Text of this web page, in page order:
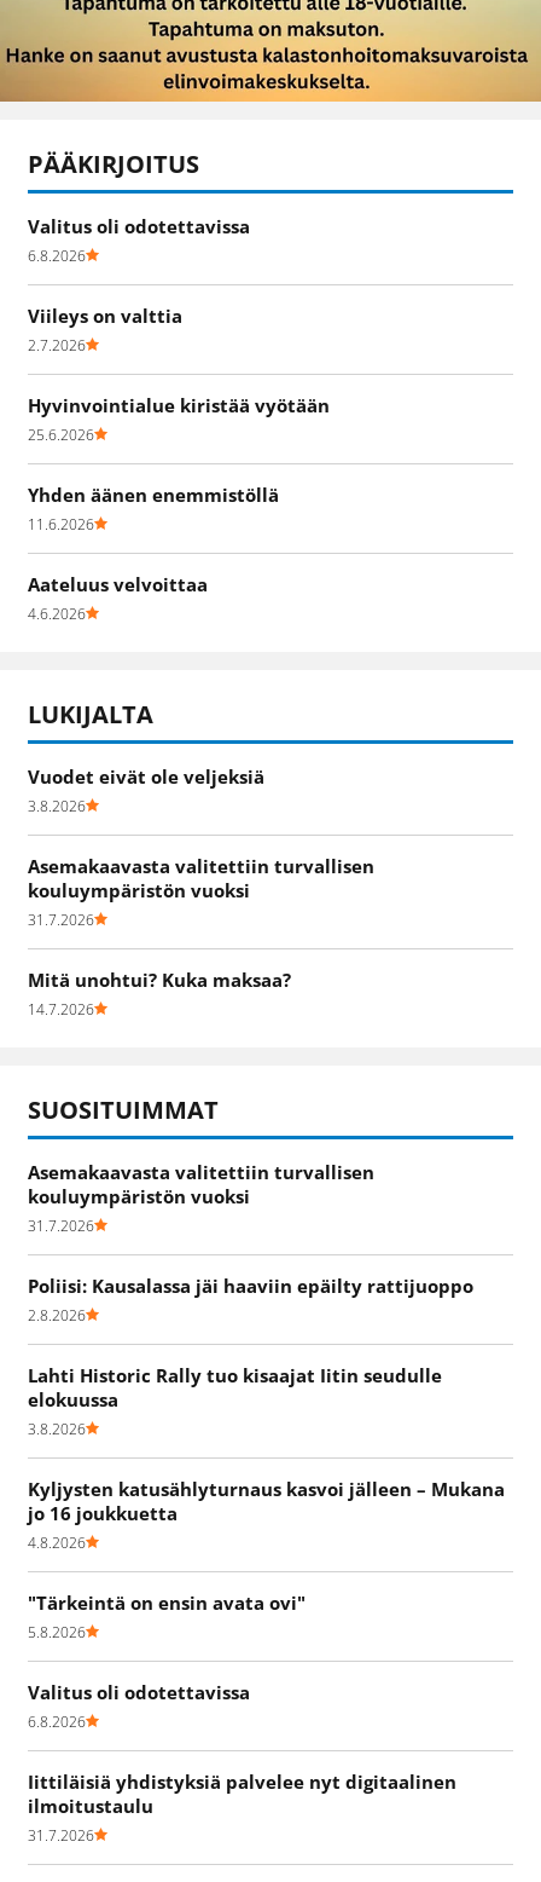
PÄÄKIRJOITUS
Valitus oli odotettavissa
6.8.2026
Viileys on valttia
2.7.2026
Hyvinvointialue kiristää vyötään
25.6.2026
Yhden äänen enemmistöllä
11.6.2026
Aateluus velvoittaa
4.6.2026
LUKIJALTA
Vuodet eivät ole veljeksiä
3.8.2026
Asemakaavasta valitettiin turvallisen
kouluympäristön vuoksi
31.7.2026
Mitä unohtui? Kuka maksaa?
14.7.2026
SUOSITUIMMAT
Asemakaavasta valitettiin turvallisen
kouluympäristön vuoksi
31.7.2026
Poliisi: Kausalassa jäi haaviin epäilty rattijuoppo
2.8.2026
Lahti Historic Rally tuo kisaajat Iitin seudulle
elokuussa
3.8.2026
Kyljysten katusählyturnaus kasvoi jälleen – Mukana
jo 16 joukkuetta
4.8.2026
"Tärkeintä on ensin avata ovi"
5.8.2026
Valitus oli odotettavissa
6.8.2026
Iittiläisiä yhdistyksiä palvelee nyt digitaalinen
ilmoitustaulu
31.7.2026